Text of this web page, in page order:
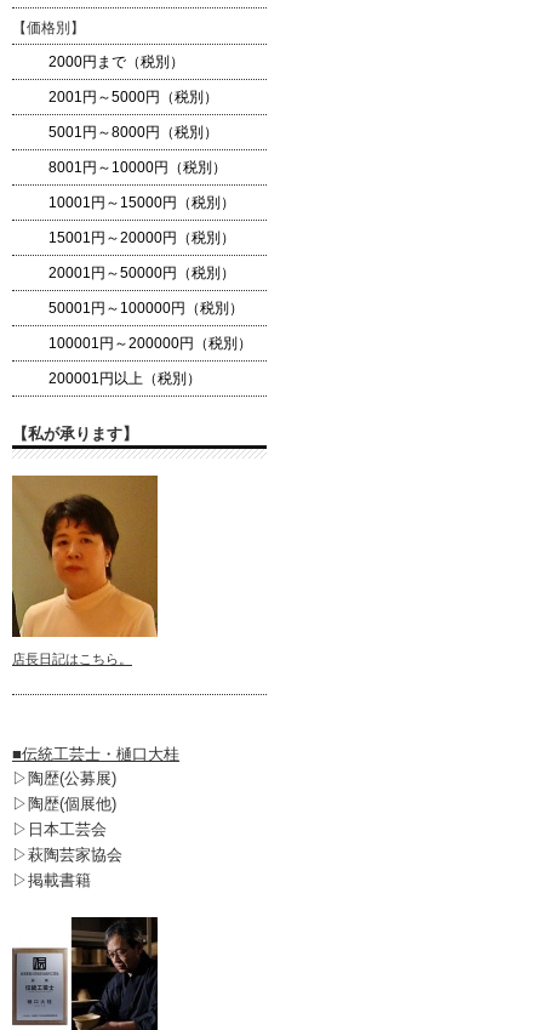
【価格別】
2000円まで（税別）
2001円～5000円（税別）
5001円～8000円（税別）
8001円～10000円（税別）
10001円～15000円（税別）
15001円～20000円（税別）
20001円～50000円（税別）
50001円～100000円（税別）
100001円～200000円（税別）
200001円以上（税別）
【私が承ります】
店長日記はこちら。
■伝統工芸士・樋口大桂
▷陶歴(公募展)
▷陶歴(個展他)
▷日本工芸会
▷萩陶芸家協会
▷掲載書籍